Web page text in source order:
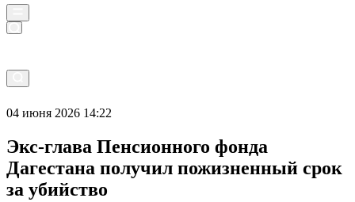
04 июня 2026 14:22
Экс-глава Пенсионного фонда
Дагестана получил пожизненный срок
за убийство